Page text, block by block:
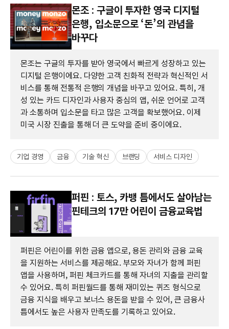
몬조 : 구글이 투자한 영국 디지털
은행, 입소문으로 ‘돈’의 관념을
바꾸다
몬조는 구글의 투자를 받아 영국에서 빠르게 성장하고 있는
디지털 은행이에요. 다양한 고객 친화적 전략과 혁신적인 서
비스를 통해 전통적 은행의 개념을 바꾸고 있어요. 특히, 개
성 있는 카드 디자인과 사용자 중심의 앱, 쉬운 언어로 고객
과 소통하며 입소문을 타고 많은 고객을 확보했어요. 이제
미국 시장 진출을 통해 더 큰 도약을 준비 중이에요.
기업 경영 금융 기술 혁신 브랜딩 서비스 디자인
퍼핀 : 토스, 카뱅 틈에서도 살아남는
핀테크의 17만 어린이 금융교육법
퍼핀은 어린이를 위한 금융 앱으로, 용돈 관리와 금융 교육
을 지원하는 서비스를 제공해요. 부모와 자녀가 함께 퍼핀
앱을 사용하며, 퍼핀 체크카드를 통해 자녀의 지출을 관리할
수 있어요. 특히 퍼핀월드를 통해 재미있는 퀴즈 형식으로
금융 지식을 배우고 보너스 용돈을 받을 수 있어, 큰 금융사
틈에서도 높은 사용자 만족도를 기록하고 있어요.